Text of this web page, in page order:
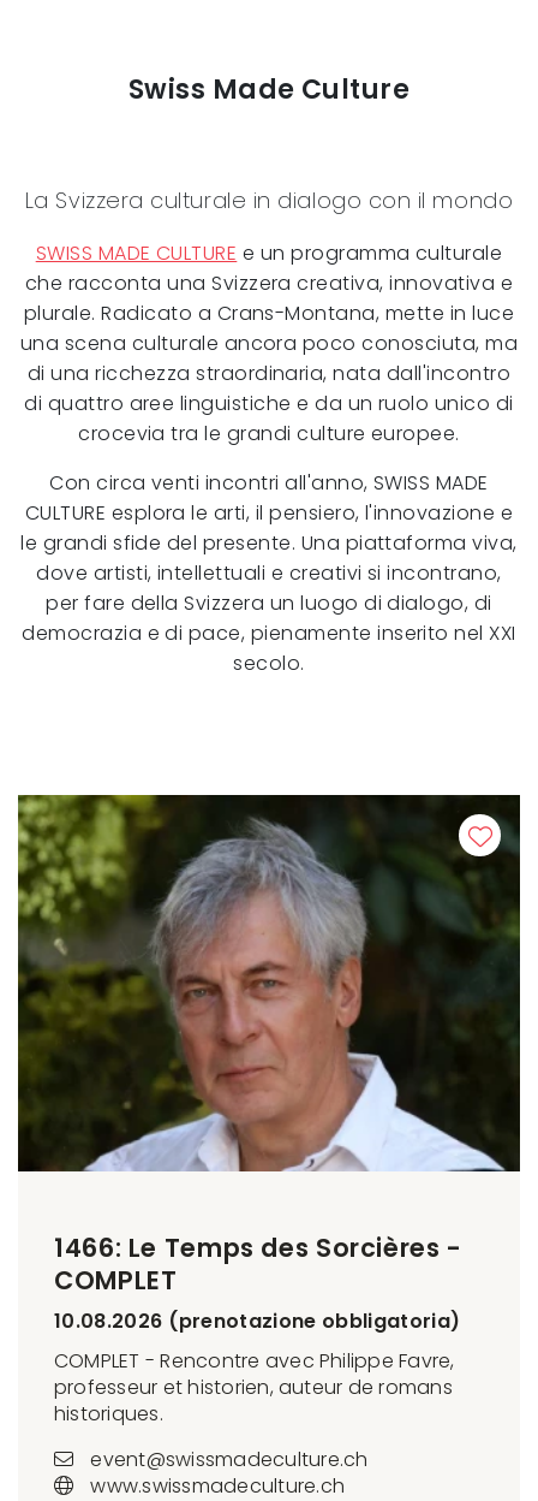
Swiss Made Culture
La Svizzera culturale in dialogo con il mondo
SWISS MADE CULTURE e un programma culturale
che racconta una Svizzera creativa, innovativa e
plurale. Radicato a Crans-Montana, mette in luce
una scena culturale ancora poco conosciuta, ma
di una ricchezza straordinaria, nata dall'incontro
di quattro aree linguistiche e da un ruolo unico di
crocevia tra le grandi culture europee.
Con circa venti incontri all'anno, SWISS MADE
CULTURE esplora le arti, il pensiero, l'innovazione e
le grandi sfide del presente. Una piattaforma viva,
dove artisti, intellettuali e creativi si incontrano,
per fare della Svizzera un luogo di dialogo, di
democrazia e di pace, pienamente inserito nel XXI
secolo.
1466: Le Temps des Sorcières -
COMPLET
10.08.2026 (prenotazione obbligatoria)
COMPLET - Rencontre avec Philippe Favre,
professeur et historien, auteur de romans
historiques.
event@swissmadeculture.ch
www.swissmadeculture.ch